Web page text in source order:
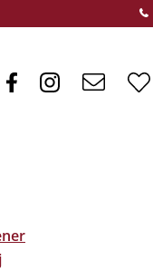
facebookinstagram